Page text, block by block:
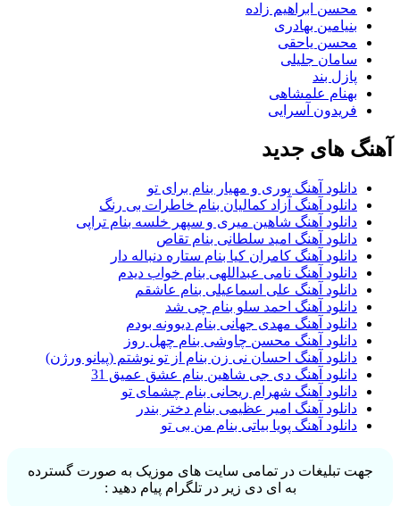
محسن ابراهیم زاده
بنیامین بهادری
محسن یاحقی
سامان جلیلی
پازل بند
بهنام علمشاهی
فریدون آسرایی
های جدید
دانلود آهنگ پوری و مهیار بنام برای تو
دانلود آهنگ آزاد کمالیان بنام خاطرات بی رنگ
دانلود آهنگ شاهین میری و سپهر خلسه بنام تراپی
دانلود آهنگ امید سلطانی بنام تقاص
دانلود آهنگ کامران کیا بنام ستاره دنباله دار
دانلود آهنگ نامی عبداللهی بنام خواب دیدم
دانلود آهنگ علی اسماعیلی بنام عاشقم
دانلود آهنگ احمد سلو بنام چی شد
دانلود آهنگ مهدی جهانی بنام دیوونه بودم
دانلود آهنگ محسن چاوشی بنام چهل روز
دانلود آهنگ احسان نی زن بنام از تو نوشتم (پیانو ورژن)
دانلود آهنگ دی جی شاهین بنام عشق عمیق 31
دانلود آهنگ شهرام ریحانی بنام چشمای تو
دانلود آهنگ امیر عظیمی بنام دختر بندر
دانلود آهنگ پویا بیاتی بنام من بی تو
تبلیغات در تمامی سایت های موزیک به صورت گسترده
به ای دی زیر در تلگرام پیام دهید :